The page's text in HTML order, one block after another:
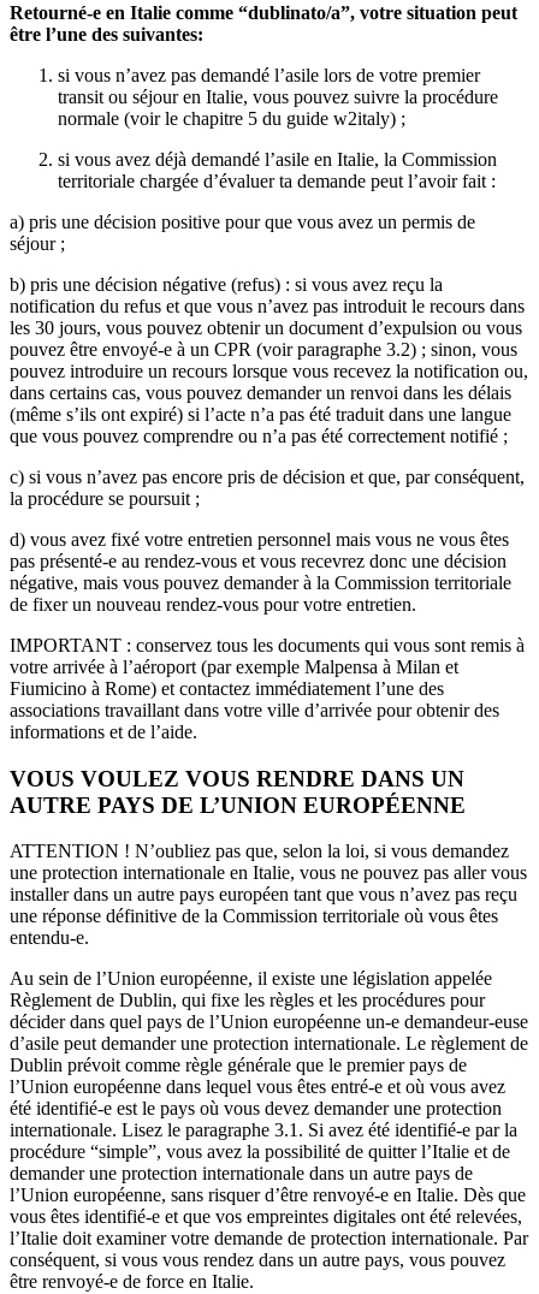
Retourné-e en Italie comme “dublinato/a”, votre situation peut
être l’une des suivantes:
si vous n’avez pas demandé l’asile lors de votre premier
transit ou séjour en Italie, vous pouvez suivre la procédure
normale (voir le chapitre 5 du guide w2italy) ;
si vous avez déjà demandé l’asile en Italie, la Commission
territoriale chargée d’évaluer ta demande peut l’avoir fait :
a) pris une décision positive pour que vous avez un permis de
séjour ;
b) pris une décision négative (refus) : si vous avez reçu la
notification du refus et que vous n’avez pas introduit le recours dans
les 30 jours, vous pouvez obtenir un document d’expulsion ou vous
pouvez être envoyé-e à un CPR (voir paragraphe 3.2) ; sinon, vous
pouvez introduire un recours lorsque vous recevez la notification ou,
dans certains cas, vous pouvez demander un renvoi dans les délais
(même s’ils ont expiré) si l’acte n’a pas été traduit dans une langue
que vous pouvez comprendre ou n’a pas été correctement notifié ;
c) si vous n’avez pas encore pris de décision et que, par conséquent,
la procédure se poursuit ;
d) vous avez fixé votre entretien personnel mais vous ne vous êtes
pas présenté-e au rendez-vous et vous recevrez donc une décision
négative, mais vous pouvez demander à la Commission territoriale
de fixer un nouveau rendez-vous pour votre entretien.
IMPORTANT : conservez tous les documents qui vous sont remis à
votre arrivée à l’aéroport (par exemple Malpensa à Milan et
Fiumicino à Rome) et contactez immédiatement l’une des
associations travaillant dans votre ville d’arrivée pour obtenir des
informations et de l’aide.
VOUS VOULEZ VOUS RENDRE DANS UN
AUTRE PAYS DE L’UNION EUROPÉENNE
ATTENTION ! N’oubliez pas que, selon la loi, si vous demandez
une protection internationale en Italie, vous ne pouvez pas aller vous
installer dans un autre pays européen tant que vous n’avez pas reçu
une réponse définitive de la Commission territoriale où vous êtes
entendu-e.
Au sein de l’Union européenne, il existe une législation appelée
Règlement de Dublin, qui fixe les règles et les procédures pour
décider dans quel pays de l’Union européenne un-e demandeur-euse
d’asile peut demander une protection internationale. Le règlement de
Dublin prévoit comme règle générale que le premier pays de
l’Union européenne dans lequel vous êtes entré-e et où vous avez
été identifié-e est le pays où vous devez demander une protection
internationale. Lisez le paragraphe 3.1. Si avez été identifié-e par la
procédure “simple”, vous avez la possibilité de quitter l’Italie et de
demander une protection internationale dans un autre pays de
l’Union européenne, sans risquer d’être renvoyé-e en Italie. Dès que
vous êtes identifié-e et que vos empreintes digitales ont été relevées,
l’Italie doit examiner votre demande de protection internationale. Par
conséquent, si vous vous rendez dans un autre pays, vous pouvez
être renvoyé-e de force en Italie.